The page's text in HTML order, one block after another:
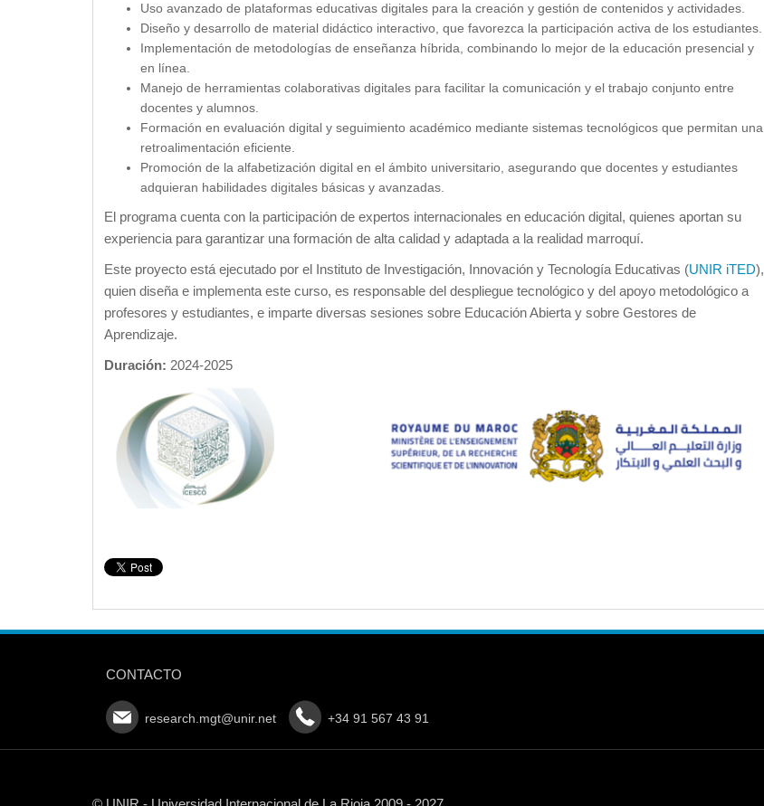
Uso avanzado de plataformas educativas digitales para la creación y gestión de contenidos y actividades.
Diseño y desarrollo de material didáctico interactivo, que favorezca la participación activa de los estudiantes.
Implementación de metodologías de enseñanza híbrida, combinando lo mejor de la educación presencial y
en línea.
Manejo de herramientas colaborativas digitales para facilitar la comunicación y el trabajo conjunto entre
docentes y alumnos.
Formación en evaluación digital y seguimiento académico mediante sistemas tecnológicos que permitan una
retroalimentación eficiente.
Promoción de la alfabetización digital en el ámbito universitario, asegurando que docentes y estudiantes
adquieran habilidades digitales básicas y avanzadas.
El programa cuenta con la participación de expertos internacionales en educación digital, quienes aportan su
experiencia para garantizar una formación de alta calidad y adaptada a la realidad marroquí.
Este proyecto está ejecutado por el Instituto de Investigación, Innovación y Tecnología Educativas (UNIR iTED),
quien diseña e implementa este curso, es responsable del despliegue tecnológico y del apoyo metodológico a
profesores y estudiantes, e imparte diversas sesiones sobre Educación Abierta y sobre Gestores de
Aprendizaje.
Duración: 2024-2025
CONTACTO
research.mgt@unir.net +34 91 567 43 91